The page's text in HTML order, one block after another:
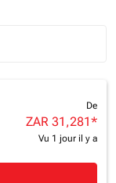
De
ZAR 31,281*
Vu 1 jour il y a